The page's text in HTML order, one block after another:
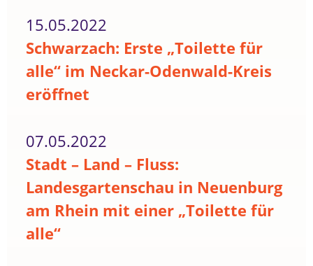
15.05.2022
Schwarzach: Erste „Toilette für
alle“ im Neckar-Odenwald-Kreis
eröffnet
07.05.2022
Stadt – Land – Fluss:
Landesgartenschau in Neuenburg
am Rhein mit einer „Toilette für
alle“